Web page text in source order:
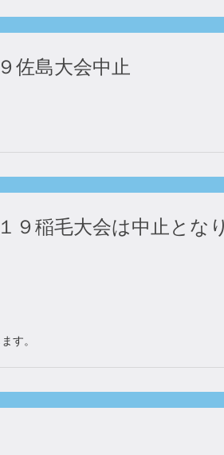
佐島大会中止
９稲毛大会は中止とな
す。